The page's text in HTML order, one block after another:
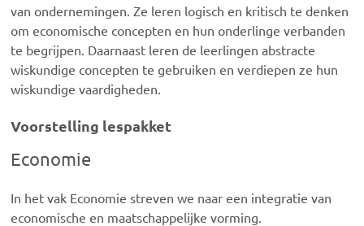
van ondernemingen. Ze leren logisch en kritisch te denken
om economische concepten en hun onderlinge verbanden
te begrijpen. Daarnaast leren de leerlingen abstracte
wiskundige concepten te gebruiken en verdiepen ze hun
wiskundige vaardigheden.
Voorstelling lespakket
Economie
In het vak Economie streven we naar een integratie van
economische en maatschappelijke vorming.